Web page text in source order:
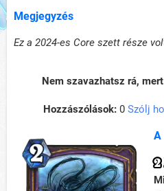
Megjegyzés
Ez a 2024-es Core szett része
Nem szavazhatsz rá,
Hozzászólások:0 Szólj
A
2